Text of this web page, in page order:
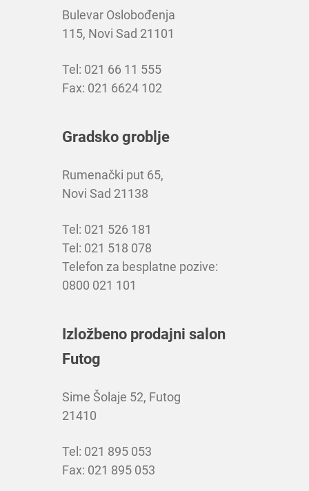
Bulevar Oslobođenja
115, Novi Sad 21101
Tel: 021 66 11 555
Fax: 021 6624 102
Gradsko groblje
Rumenački put 65,
Novi Sad 21138
Tel: 021 526 181
Tel: 021 518 078
Telefon za besplatne pozive:
0800 021 101
Izložbeno prodajni salon
Futog
Sime Šolaje 52, Futog
21410
Tel: 021 895 053
Fax: 021 895 053